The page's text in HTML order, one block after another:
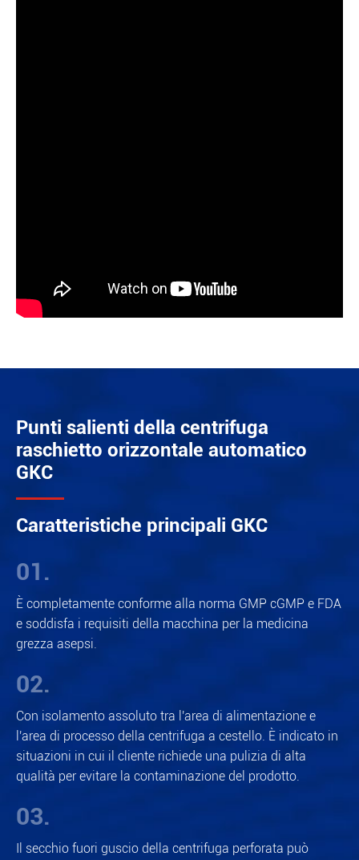
Punti salienti della centrifuga
raschietto orizzontale automatico
GKC
Caratteristiche principali GKC
01.
È completamente conforme alla norma GMP cGMP e FDA
e soddisfa i requisiti della macchina per la medicina
grezza asepsi.
02.
Con isolamento assoluto tra l'area di alimentazione e
l'area di processo della centrifuga a cestello. È indicato in
situazioni in cui il cliente richiede una pulizia di alta
qualità per evitare la contaminazione del prodotto.
03.
Il secchio fuori guscio della centrifuga perforata può